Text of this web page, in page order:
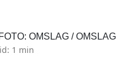
OMSLAG / OMSLAG
1 min